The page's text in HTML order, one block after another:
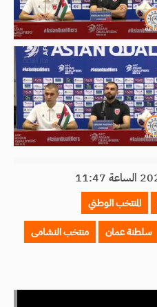
المنتخب الوطني
سلطنة عمان
منتخب النشامى